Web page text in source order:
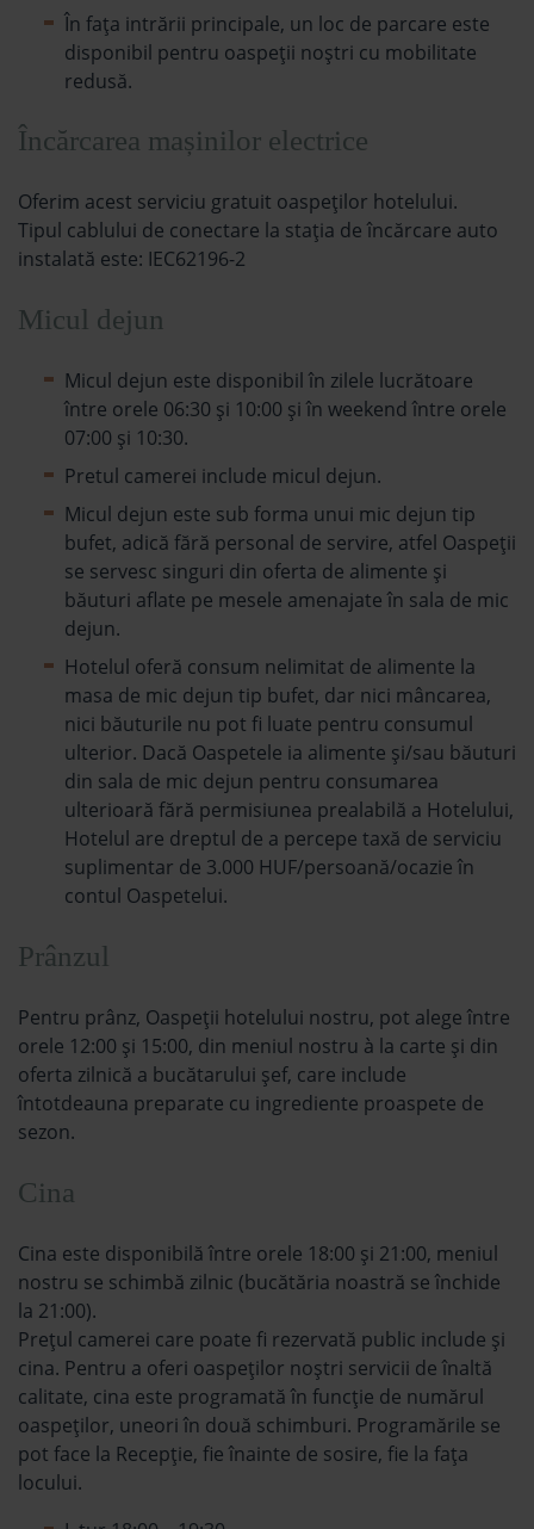
În faţa intrării principale, un loc de parcare este
disponibil pentru oaspeții noștri cu mobilitate
redusă.
Încărcarea mașinilor electrice
Oferim acest serviciu gratuit oaspeților hotelului.
Tipul cablului de conectare la stația de încărcare auto
instalată este: IEC62196-2
Micul dejun
Micul dejun este disponibil în zilele lucrătoare
între orele 06:30 și 10:00 și în weekend între orele
07:00 și 10:30.
Pretul camerei include micul dejun.
Micul dejun este sub forma unui mic dejun tip
bufet, adică fără personal de servire, atfel Oaspeţii
se servesc singuri din oferta de alimente și
băuturi aflate pe mesele amenajate în sala de mic
dejun.
Hotelul oferă consum nelimitat de alimente la
masa de mic dejun tip bufet, dar nici mâncarea,
nici băuturile nu pot fi luate pentru consumul
ulterior. Dacă Oaspetele ia alimente și/sau băuturi
din sala de mic dejun pentru consumarea
ulterioară fără permisiunea prealabilă a Hotelului,
Hotelul are dreptul de a percepe taxă de serviciu
suplimentar de 3.000 HUF/persoană/ocazie în
contul Oaspetelui.
Prânzul
Pentru prânz, Oaspeţii hotelului nostru, pot alege între
orele 12:00 și 15:00, din meniul nostru à la carte și din
oferta zilnică a bucătarului şef, care include
întotdeauna preparate cu ingrediente proaspete de
sezon.
Cina
Cina este disponibilă între orele 18:00 și 21:00, meniul
nostru se schimbă zilnic (bucătăria noastră se închide
la 21:00).
Prețul camerei care poate fi rezervată public include şi
cina. Pentru a oferi oaspeților noștri servicii de înaltă
calitate, cina este programată în funcție de numărul
oaspeţilor, uneori în două schimburi. Programările se
pot face la Recepție, fie înainte de sosire, fie la fața
locului.